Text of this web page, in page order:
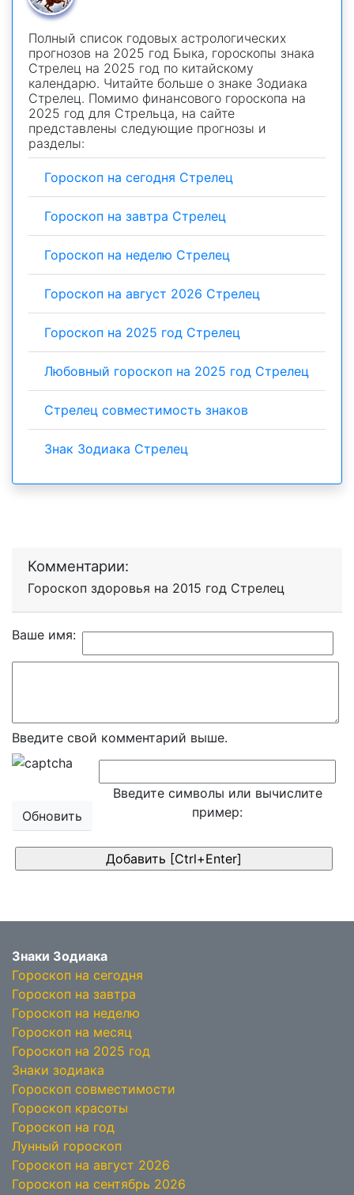
Полный список годовых астрологических
прогнозов на 2025 год Быка, гороскопы знака
Стрелец на 2025 год по китайскому
календарю. Читайте больше о знаке Зодиака
Стрелец. Помимо финансового гороскопа на
2025 год для Стрельца, на сайте
представлены следующие прогнозы и
разделы:
Гороскоп на сегодня Стрелец
Гороскоп на завтра Стрелец
Гороскоп на неделю Стрелец
Гороскоп на август 2026 Стрелец
Гороскоп на 2025 год Стрелец
Любовный гороскоп на 2025 год Стрелец
Стрелец совместимость знаков
Знак Зодиака Стрелец
Комментарии:
Гороскоп здоровья на 2015 год Стрелец
Ваше имя:
Введите свой комментарий выше.
Обновить
Введите символы или вычислите
пример:
Знаки Зодиака
Гороскоп на сегодня
Гороскоп на завтра
Гороскоп на неделю
Гороскоп на месяц
Гороскоп на 2025 год
Знаки зодиака
Гороскоп совместимости
Гороскоп красоты
Гороскоп на год
Лунный гороскоп
Гороскоп на август 2026
Гороскоп на сентябрь 2026